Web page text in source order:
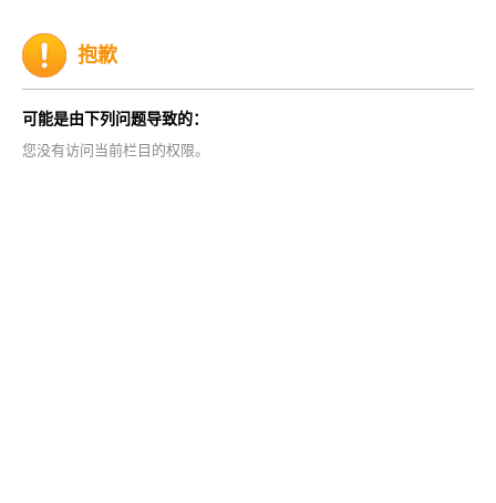
抱歉
可能是由下列问题导致的：
您没有访问当前栏目的权限。